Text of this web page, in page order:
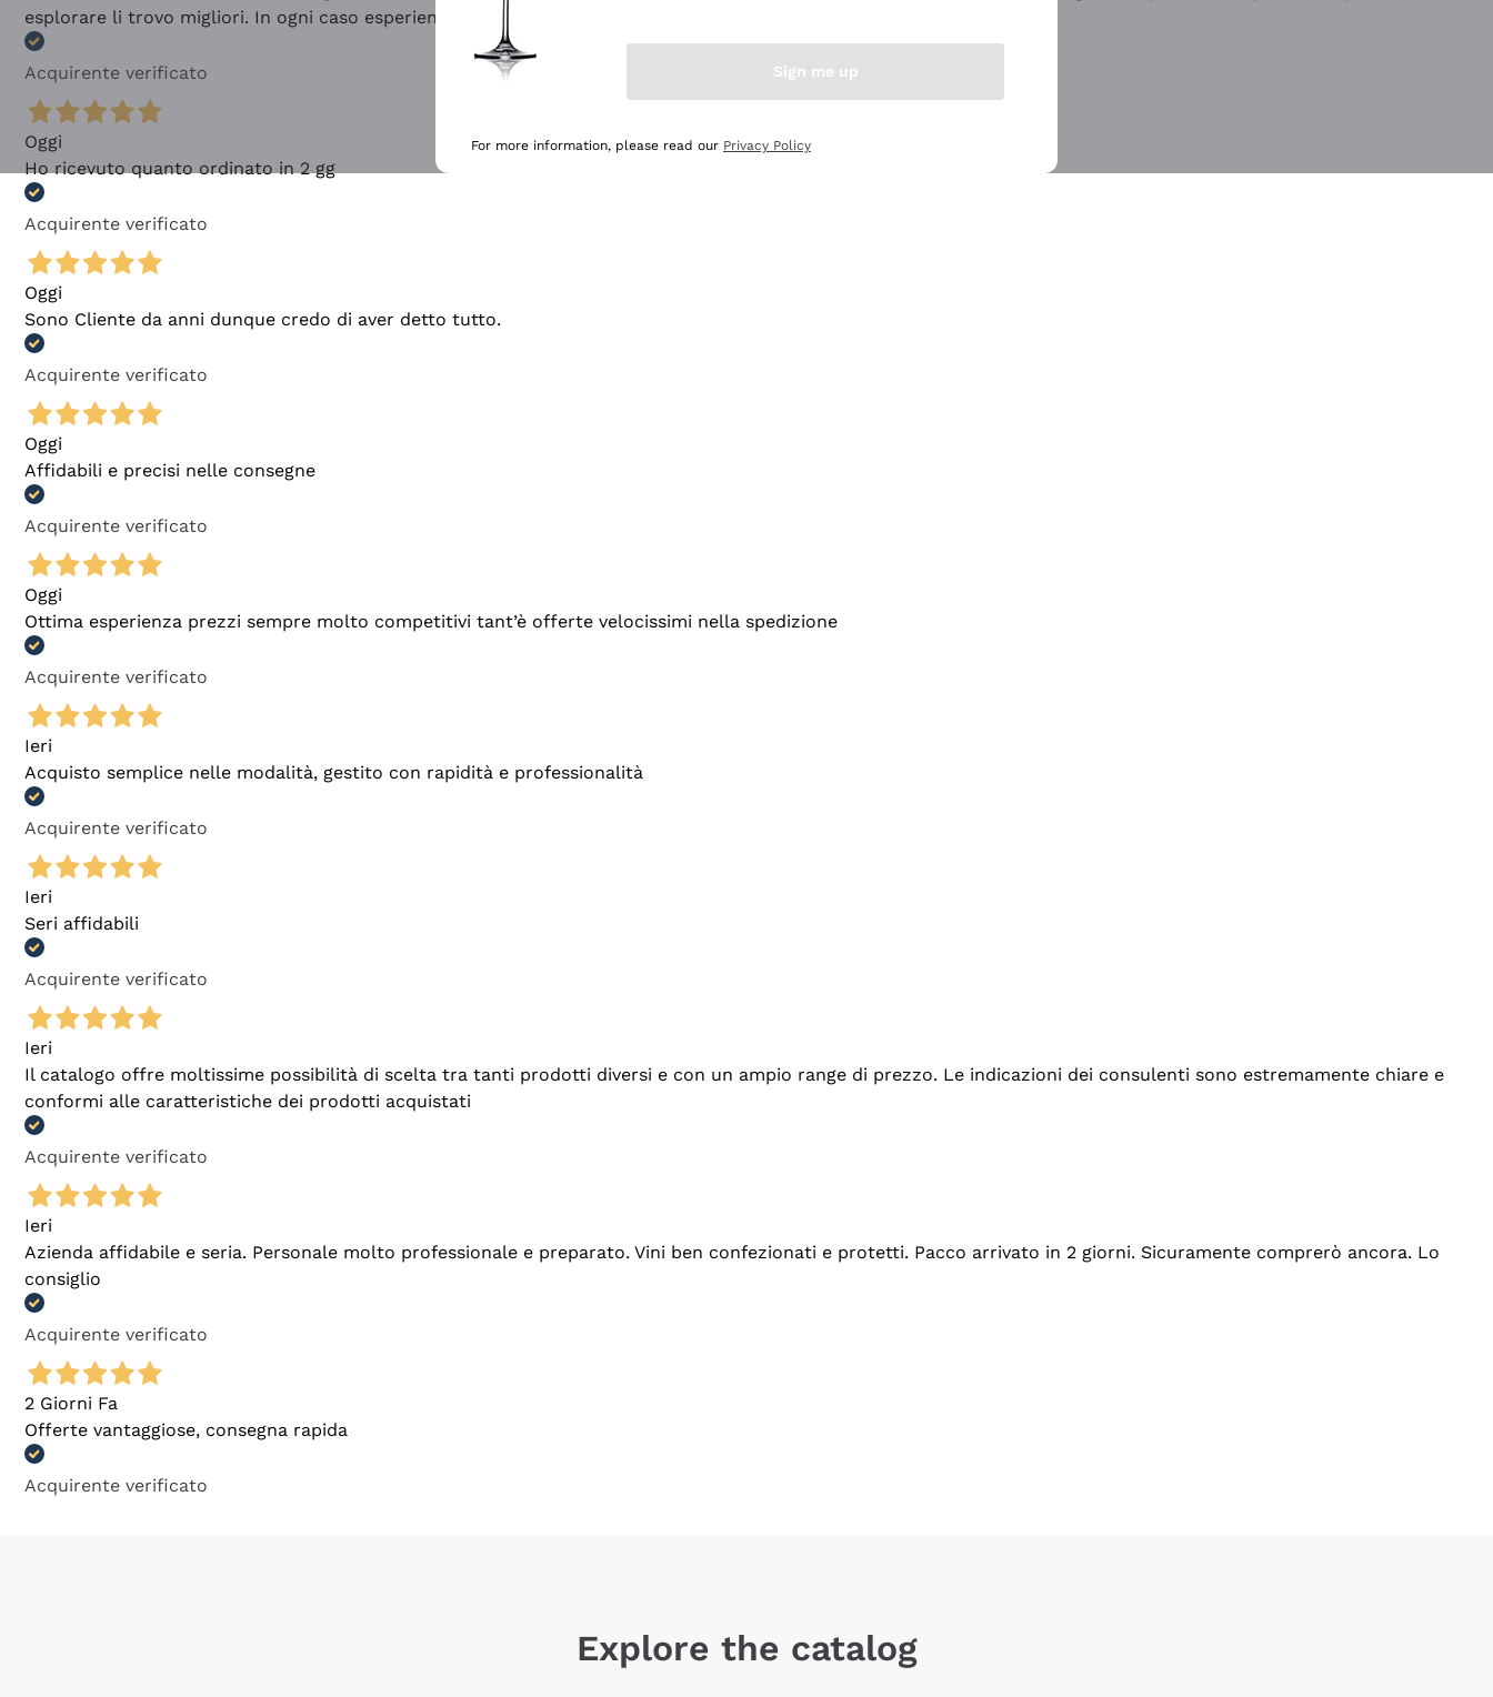
esplorare li trovo migliori. In ogni caso esperienza buona e lo consiglio! 👍
Acquirente verificato
Oggi
Ho ricevuto quanto ordinato in 2 gg
Acquirente verificato
Oggi
Sono Cliente da anni dunque credo di aver detto tutto.
Acquirente verificato
Oggi
Affidabili e precisi nelle consegne
Acquirente verificato
Oggi
Ottima esperienza prezzi sempre molto competitivi tant’è offerte velocissimi nella spedizione
Acquirente verificato
Ieri
Acquisto semplice nelle modalità, gestito con rapidità e professionalità
Acquirente verificato
Ieri
Seri affidabili
Acquirente verificato
Ieri
Il catalogo offre moltissime possibilità di scelta tra tanti prodotti diversi e con un ampio range di prezzo. Le indicazioni dei consulenti sono estremamente chiare e
conformi alle caratteristiche dei prodotti acquistati
Acquirente verificato
Ieri
Azienda affidabile e seria. Personale molto professionale e preparato. Vini ben confezionati e protetti. Pacco arrivato in 2 giorni. Sicuramente comprerò ancora. Lo
consiglio
Acquirente verificato
2 Giorni Fa
Offerte vantaggiose, consegna rapida
Acquirente verificato
Explore the catalog
Sign me up
For more information, please read our Privacy Policy